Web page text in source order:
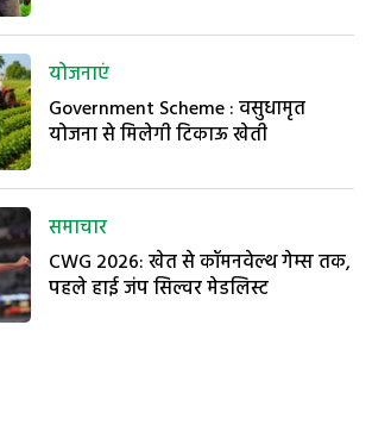
योजनाएं
Government Scheme : वसुधामृत
योजना से मिलेगी टिकाऊ खेती
समाचार
CWG 2026: खेत से कॉमनवेल्थ गेम्स तक,
पहले हाई जंप सिल्वर मेडलिस्ट